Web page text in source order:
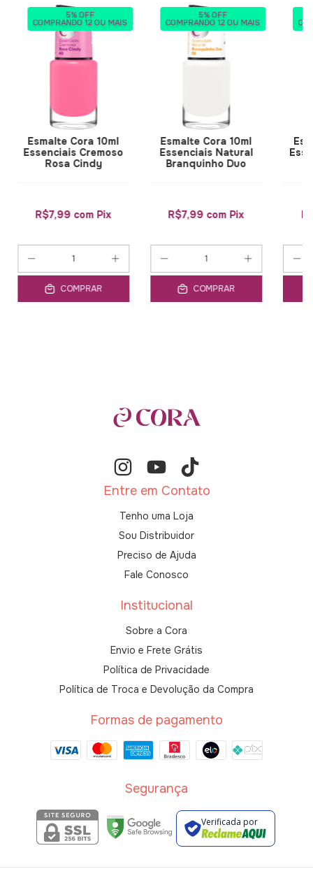
5% OFF
COMPRANDO 12 OU MAIS
Esmalte Cora 10ml
Essenciais Cremoso
Rosa Cindy
R$7,99 com Pix
COMPRAR
5% OFF
COMPRANDO 12 OU MAIS
Esmalte Cora 10ml
Essenciais Natural
Branquinho Duo
R$7,99 com Pix
COMPRAR
Entre em Contato
Tenho uma Loja
Sou Distribuidor
Preciso de Ajuda
Fale Conosco
Institucional
Sobre a Cora
Envio e Frete Grátis
Política de Privacidade
Política de Troca e Devolução da Compra
Formas de pagamento
Segurança
Verificada por